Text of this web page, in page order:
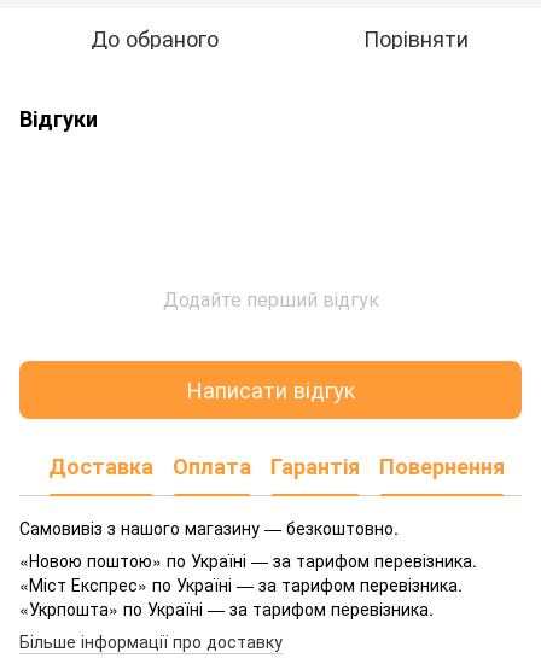
До обраного Порівняти
Відгуки
Додайте перший відгук
Написати відгук
Доставка Оплата Гарантія Повернення
Самовивіз з нашого магазину — безкоштовно.
«Новою поштою» по Україні — за тарифом перевізника.
«Міст Експрес» по Україні — за тарифом перевізника.
«Укрпошта» по Україні — за тарифом перевізника.
Більше інформації про доставку